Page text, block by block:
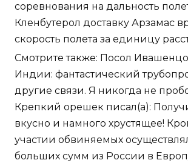
соревнования на дальность
Кленбутерол доставку Арзамас
скорость полета за единицу
Смотрите также: Посол
Индии: фантастический
другие связи. Я никогда не
Крепкий орешек писал(а):
вкусно и намного хрустящее!
участии обвиняемых
больших сумм из России в